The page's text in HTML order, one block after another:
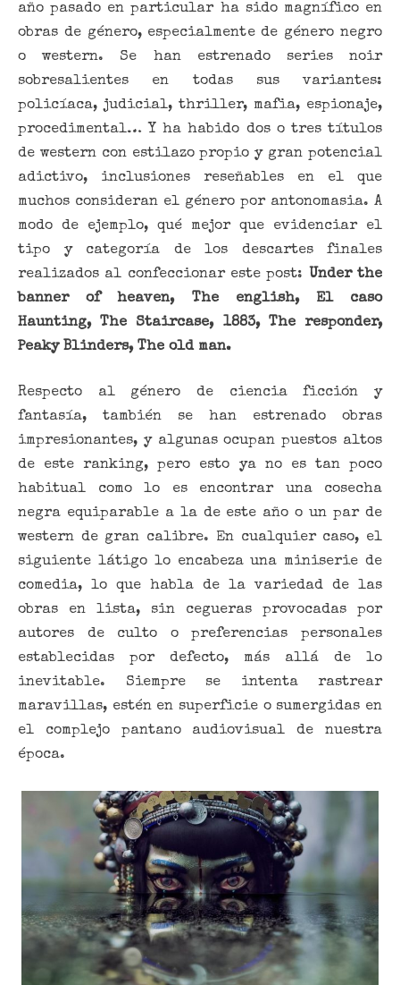
año pasado en particular ha sido magnífico en
obras de género, especialmente de género negro
o western. Se han estrenado series noir
sobresalientes en todas sus variantes:
policíaca, judicial, thriller, mafia, espionaje,
procedimental… Y ha habido dos o tres títulos
de western con estilazo propio y gran potencial
adictivo, inclusiones reseñables en el que
muchos consideran el género por antonomasia. A
modo de ejemplo, qué mejor que evidenciar el
tipo y categoría de los descartes finales
realizados al confeccionar este post:
Under the
banner of heaven, The english, El caso
Haunting, The Staircase, 1883, The responder,
Peaky Blinders, The old man.
Respecto al género de ciencia ficción y
fantasía, también se han estrenado obras
impresionantes, y algunas ocupan puestos altos
de este ranking, pero esto ya no es tan poco
habitual como lo es encontrar una cosecha
negra equiparable a la de este año o un par de
western de gran calibre. En cualquier caso, el
siguiente látigo lo encabeza una miniserie de
comedia, lo que habla de la variedad de las
obras en lista, sin cegueras provocadas por
autores de culto o preferencias personales
establecidas por defecto, más allá de lo
inevitable. Siempre se intenta rastrear
maravillas, estén en superficie o sumergidas en
el complejo pantano audiovisual de nuestra
época.